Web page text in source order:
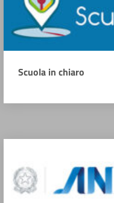
Scuola in chiaro